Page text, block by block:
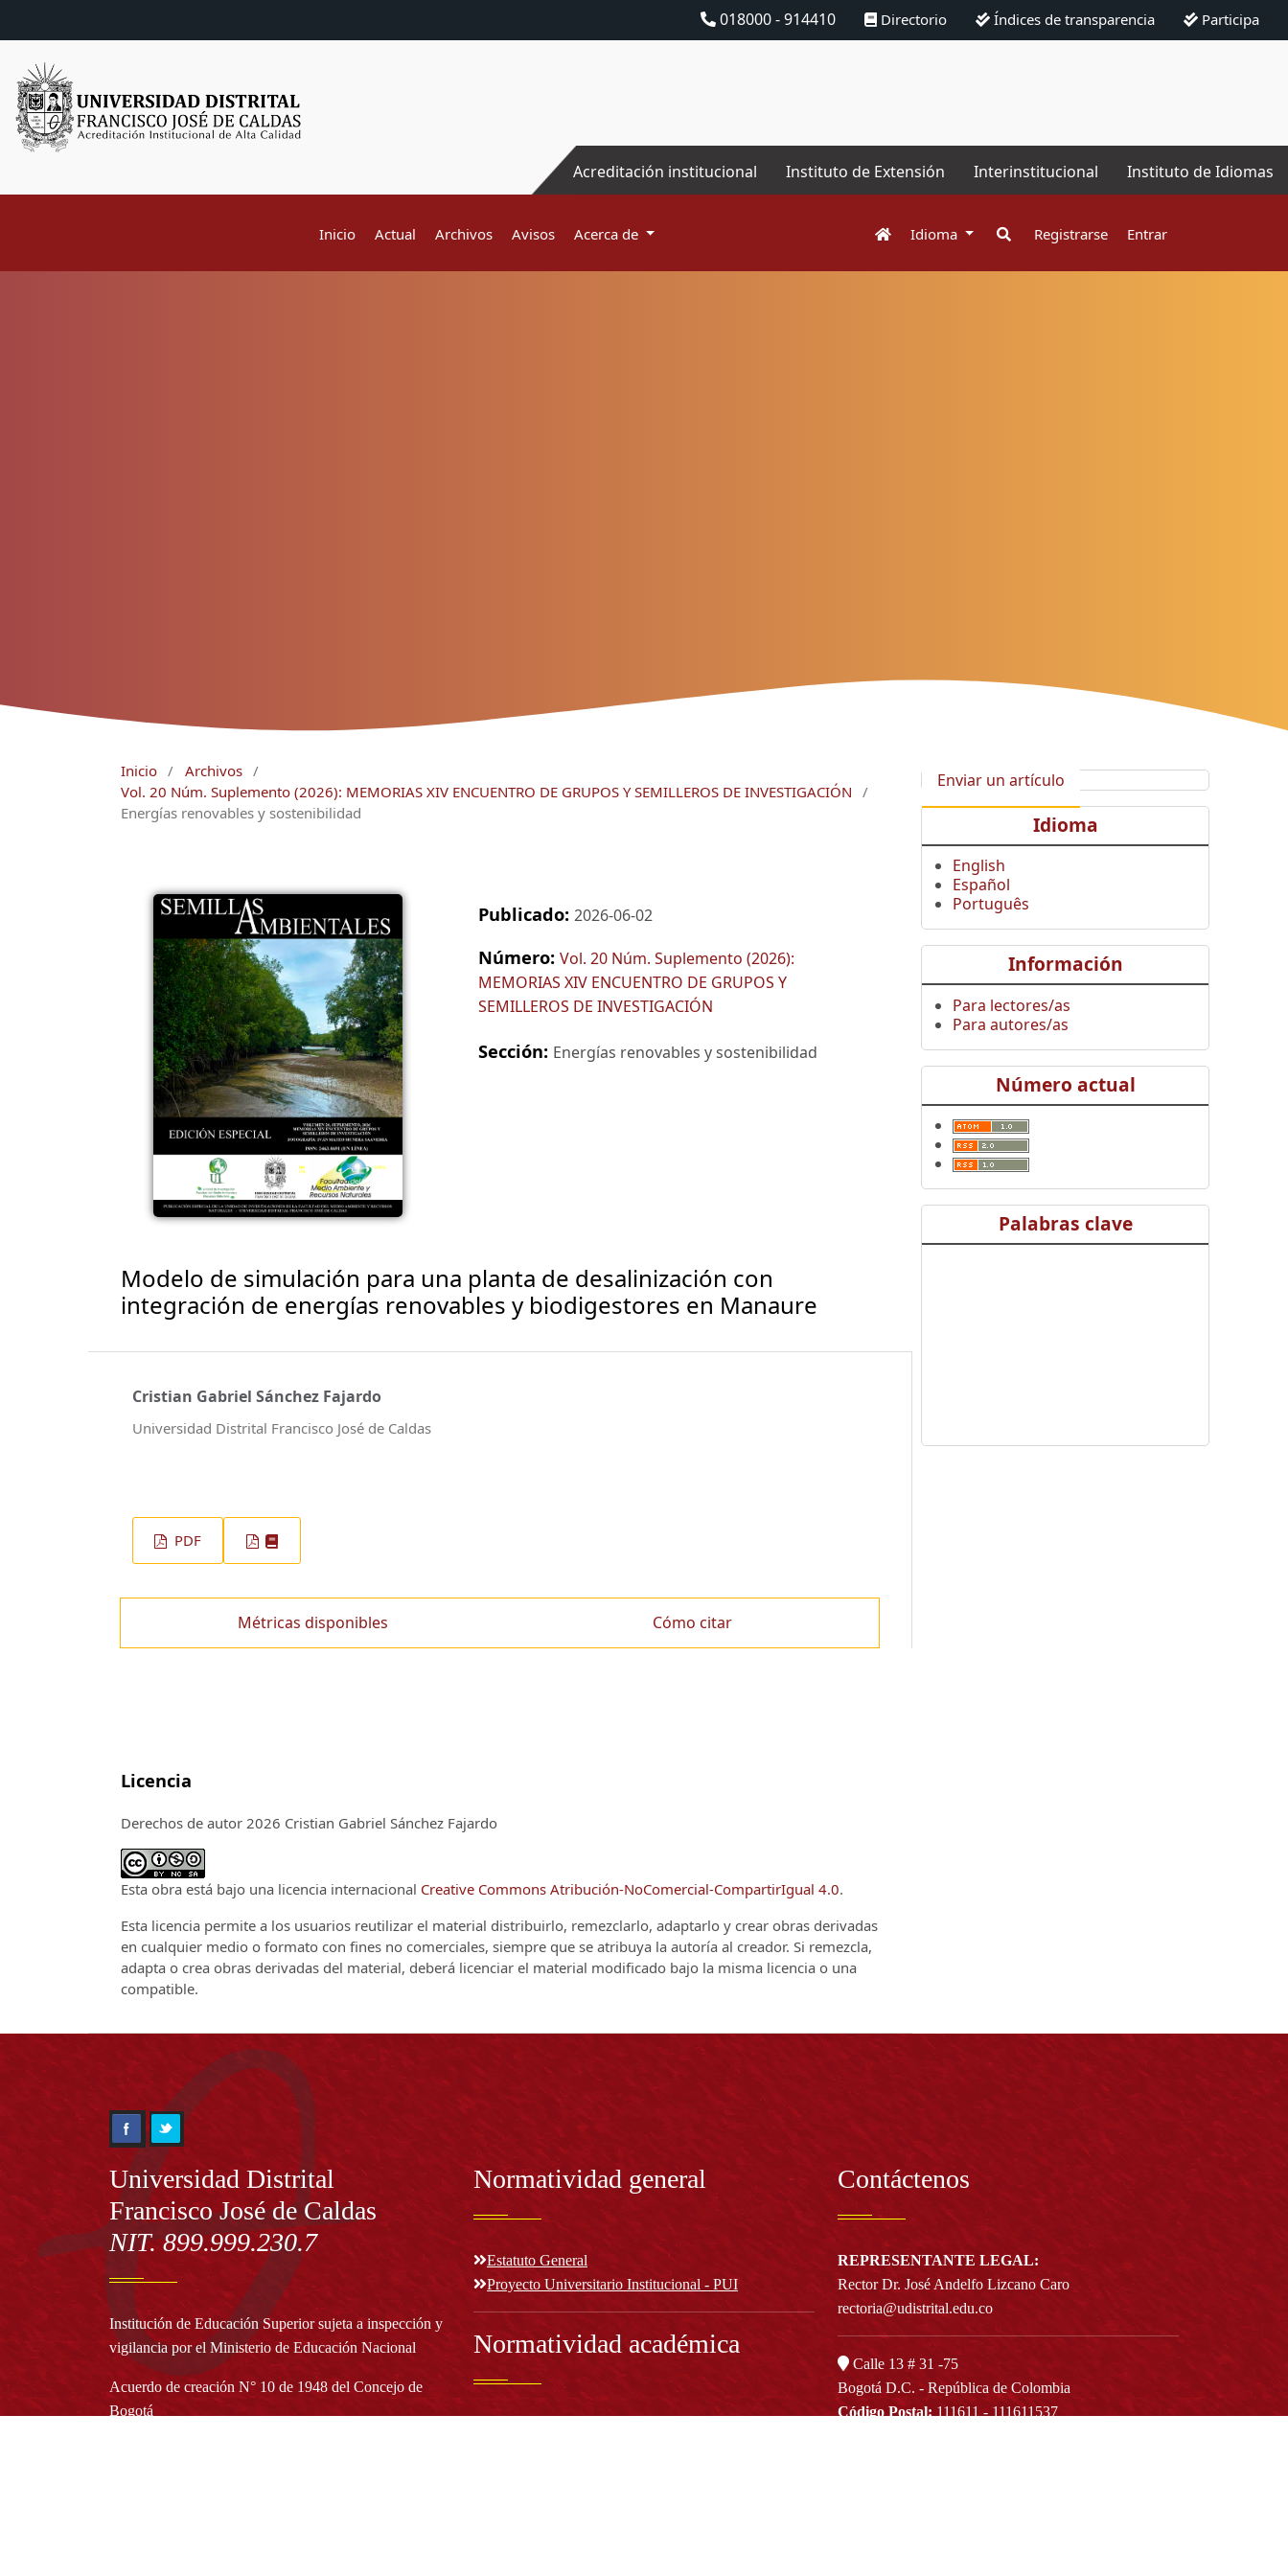
018000 - 914410 Directorio Índices de transparencia Participa
Acreditación institucional Instituto de Extensión Interinstitucional Instituto de Idiomas
Inicio Actual Archivos Avisos Acerca de Idioma Registrarse Entrar
Inicio / Archivos /
Vol. 20 Núm. Suplemento (2026): MEMORIAS XIV ENCUENTRO DE GRUPOS Y SEMILLEROS DE INVESTIGACIÓN
/
Energías renovables y sostenibilidad
Publicado: 2026-06-02
Número: Vol. 20 Núm. Suplemento (2026):
MEMORIAS XIV ENCUENTRO DE GRUPOS Y
SEMILLEROS DE INVESTIGACIÓN
Sección: Energías renovables y sostenibilidad
Modelo de simulación para una planta de desalinización con
integración de energías renovables y biodigestores en Manaure
Cristian Gabriel Sánchez Fajardo
Universidad Distrital Francisco José de Caldas
PDF
Métricas disponibles Cómo citar
Licencia
Derechos de autor 2026 Cristian Gabriel Sánchez Fajardo
Esta obra está bajo una licencia internacional Creative Commons Atribución-NoComercial-CompartirIgual 4.0.
Esta licencia permite a los usuarios reutilizar el material distribuirlo, remezclarlo, adaptarlo y crear obras derivadas
en cualquier medio o formato con fines no comerciales, siempre que se atribuya la autoría al creador. Si remezcla,
adapta o crea obras derivadas del material, deberá licenciar el material modificado bajo la misma licencia o una
compatible.
Enviar un artículo
Idioma
English
Español
Português
Información
Para lectores/as
Para autores/as
Número actual
Palabras clave
Información
Universidad Distrital
Francisco José de Caldas
NIT. 899.999.230.7
Institución de Educación Superior sujeta a inspección y
vigilancia por el Ministerio de Educación Nacional
Acuerdo de creación N° 10 de 1948 del Concejo de
Bogotá
Normatividad general
Estatuto General
Proyecto Universitario Institucional - PUI
Normatividad académica
Contáctenos
REPRESENTANTE LEGAL:
Rector Dr. José Andelfo Lizcano Caro
rectoria@udistrital.edu.co
Calle 13 # 31 -75
Bogotá D.C. - República de Colombia
Código Postal: 111611 - 111611537